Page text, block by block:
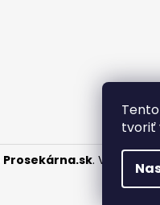
tvoriť
Prosekárna.sk. Všetky